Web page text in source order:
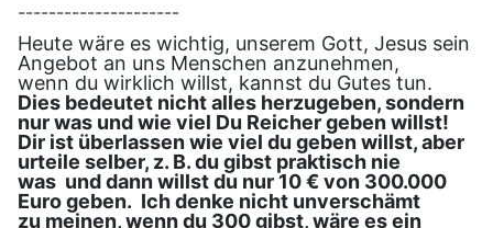
---------------------
Heute wäre es wichtig, unserem Gott, Jesus sein
Angebot an uns Menschen anzunehmen,
wenn du wirklich willst, kannst du Gutes tun.
Dies bedeutet nicht alles herzugeben, sondern
nur was und wie viel Du Reicher geben willst!
Dir ist überlassen wie viel du geben willst, aber
urteile selber, z. B. du gibst praktisch nie
was und dann willst du nur 10 € von 300.000
Euro geben. Ich denke nicht unverschämt
zu meinen, wenn du 300 gibst, wäre es ein